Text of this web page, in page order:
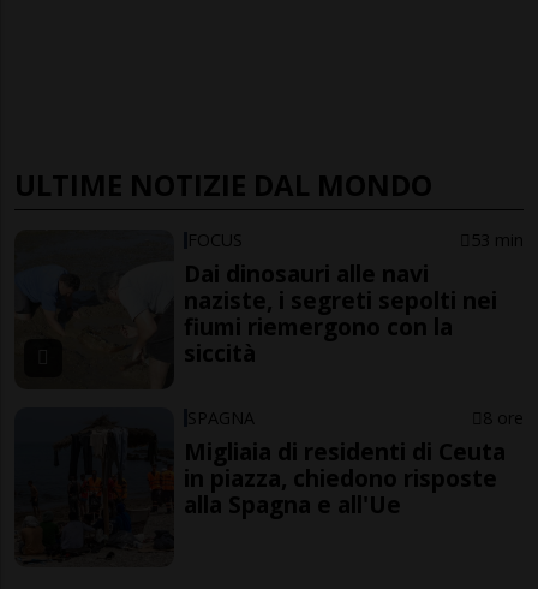
ULTIME NOTIZIE DAL MONDO
FOCUS 53 min
Dai dinosauri alle navi
naziste, i segreti sepolti nei
fiumi riemergono con la
siccità
SPAGNA 8 ore
Migliaia di residenti di Ceuta
in piazza, chiedono risposte
alla Spagna e all'Ue